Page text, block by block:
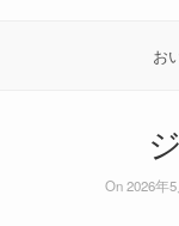
お
On 2026年